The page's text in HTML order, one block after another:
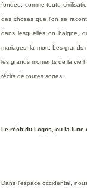
fondée, comme toute
des choses que l'on se
dans lesquelles on baigne,
mariages, la mort. Les grands
les grands moments de la vie
récits de toutes sortes.
Le récit du Logos, ou la
Dans l'espace occidental,